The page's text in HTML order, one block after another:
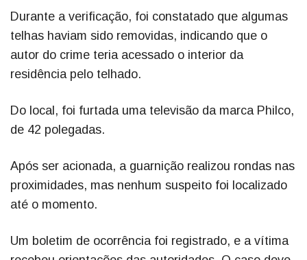
Durante a verificação, foi constatado que algumas
telhas haviam sido removidas, indicando que o
autor do crime teria acessado o interior da
residência pelo telhado.
Do local, foi furtada uma televisão da marca Philco,
de 42 polegadas.
Após ser acionada, a guarnição realizou rondas nas
proximidades, mas nenhum suspeito foi localizado
até o momento.
Um boletim de ocorrência foi registrado, e a vítima